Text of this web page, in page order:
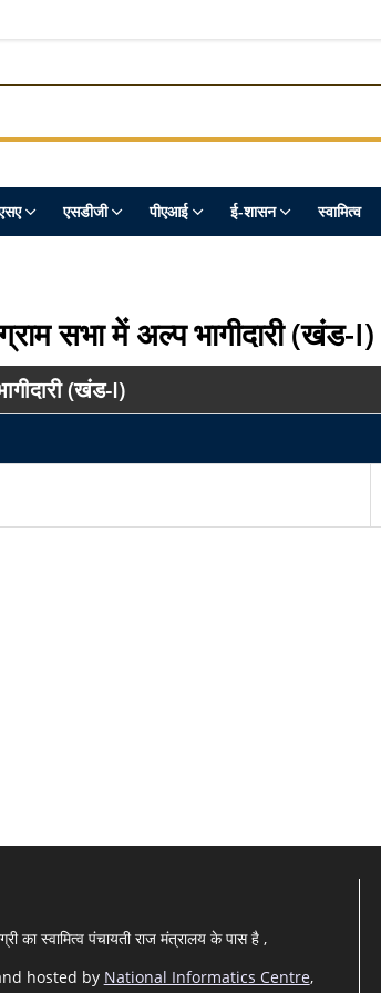
एसडीजी पीएआई ई-शासन स्‍वामित्‍व
सभा में अल्प भागीदारी (खंड-I)
(खंड-I)
का स्वामित्व पंचायती राज मंत्रालय के पास है ,
hosted by National Informatics Centre,